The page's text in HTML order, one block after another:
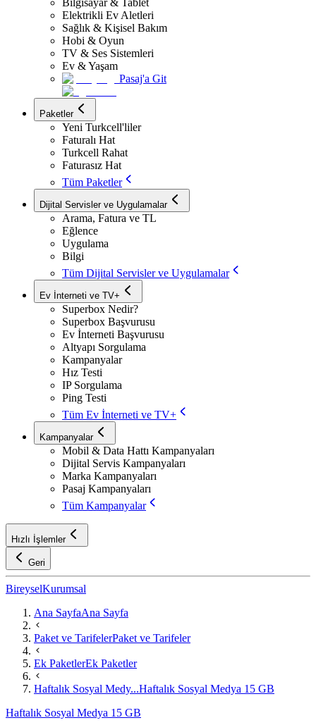
Bilgisayar & Tablet
Elektrikli Ev Aletleri
Sağlık & Kişisel Bakım
Hobi & Oyun
TV & Ses Sistemleri
Ev & Yaşam
Pasaj'a Git
Paketler
Yeni Turkcell'liler
Faturalı Hat
Turkcell Rahat
Faturasız Hat
Tüm Paketler
Dijital Servisler ve Uygulamalar
Arama, Fatura ve TL
Eğlence
Uygulama
Bilgi
Tüm Dijital Servisler ve Uygulamalar
Ev İnterneti ve TV+
Superbox Nedir?
Superbox Başvurusu
Ev İnterneti Başvurusu
Altyapı Sorgulama
Kampanyalar
Hız Testi
IP Sorgulama
Ping Testi
Tüm Ev İnterneti ve TV+
Kampanyalar
Mobil & Data Hattı Kampanyaları
Dijital Servis Kampanyaları
Marka Kampanyaları
Pasaj Kampanyaları
Tüm Kampanyalar
Hızlı İşlemler
Geri
BireyselKurumsal
Ana SayfaAna Sayfa
Paket ve TarifelerPaket ve Tarifeler
Ek PaketlerEk Paketler
Haftalık Sosyal Medy...Haftalık Sosyal Medya 15 GB
Haftalık Sosyal Medya 15 GB